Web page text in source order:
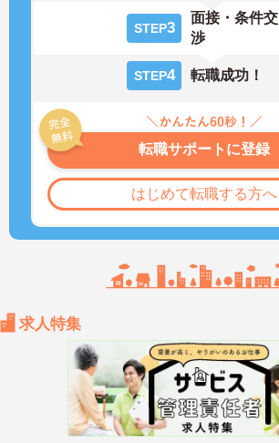
STEP3
面接・条件交
渉
STEP4 転職成功！
転職サポートに登録
はじめて転職する方へ
求人特集